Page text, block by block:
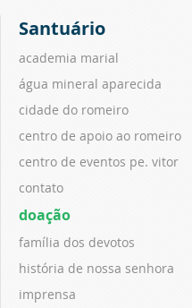
Santuário
academia marial
água mineral aparecida
cidade do romeiro
centro de apoio ao romeiro
centro de eventos pe. vitor
contato
doação
família dos devotos
história de nossa senhora
imprensa